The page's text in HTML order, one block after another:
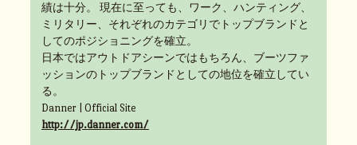
績は十分。 現在に至っても、ワーク、ハンティング、
ミリタリー、それぞれのカテゴリでトップブランドと
してのポジショニングを確立。
日本ではアウトドアシーンではもちろん、ブーツファ
ッションのトップブランドとしての地位を確立してい
る。
Danner | Official Site
http://jp.danner.com/